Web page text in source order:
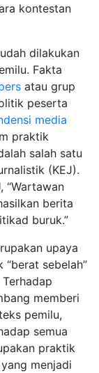
kontestan
dilakukan
Fakta
atau grup
peserta
media
praktik
salah satu
(KEJ).
“Wartawan
berita
buruk.”
upaya
“berat sebelah”
memberi
pemilu,
semua
praktik
yang menjadi